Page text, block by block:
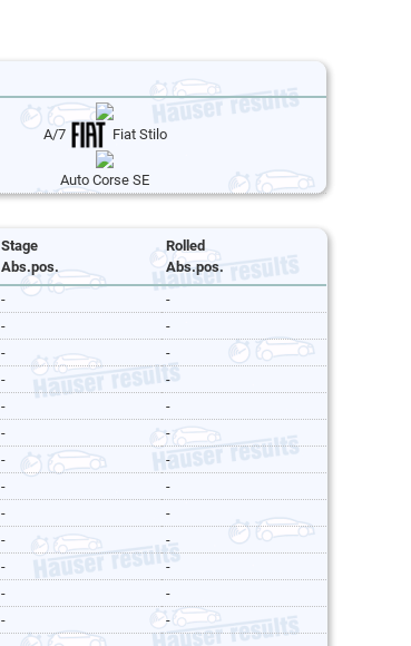
A/7 Fiat Stilo
Auto Corse SE
Stage
Abs.pos.
Rolled
Abs.pos.
-
-
-
-
-
-
-
-
-
-
-
-
-
-
-
-
-
-
-
-
-
-
-
-
-
-